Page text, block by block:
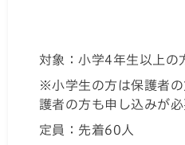
対象：小学4年生以上の
※小学生の方は保護者
護者の方も申し込みが必
定員：先着60人